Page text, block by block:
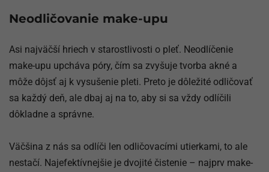
Neodličovanie make-upu
Asi najväčší hriech v starostlivosti o pleť. Neodlíčenie
make-upu upcháva póry, čím sa zvyšuje tvorba akné a
môže dôjsť aj k vysušenie pleti. Preto je dôležité odličovať
sa každý deň, ale dbaj aj na to, aby si sa vždy odlíčili
dôkladne a správne.
Väčšina z nás sa odlíči len odličovacími utierkami, to ale
nestačí. Najefektívnejšie je dvojité čistenie – najprv make-